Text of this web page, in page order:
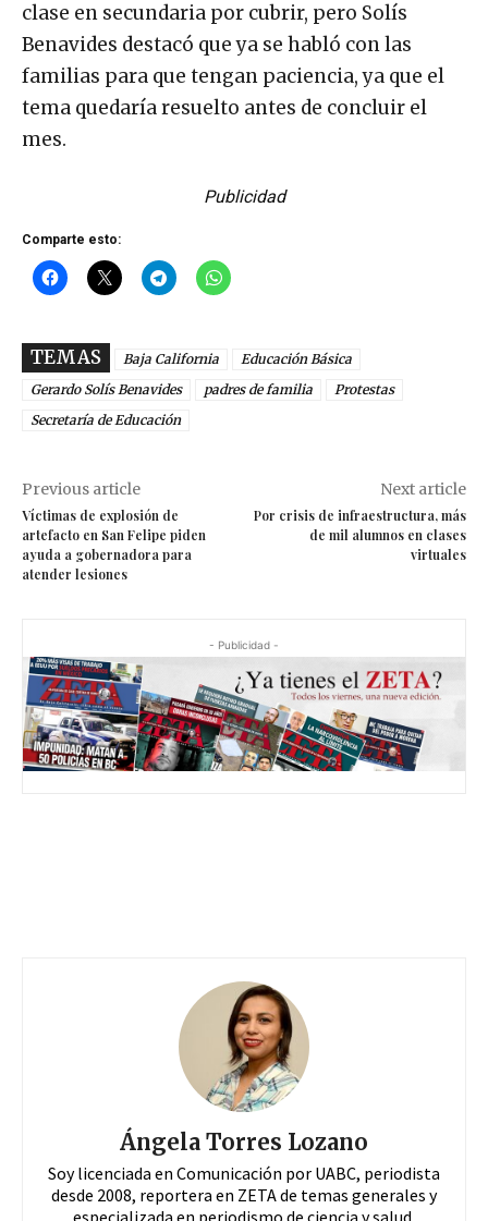
clase en secundaria por cubrir, pero Solís
Benavides destacó que ya se habló con las
familias para que tengan paciencia, ya que el
tema quedaría resuelto antes de concluir el
mes.
Publicidad
Comparte esto:
TEMAS Baja California
Educación Básica
Gerardo Solís Benavides
padres de familia
Protestas
Secretaría de Educación
Previous article
Víctimas de explosión de
artefacto en San Felipe piden
ayuda a gobernadora para
atender lesiones
Next article
Por crisis de infraestructura, más
de mil alumnos en clases
virtuales
- Publicidad -
Ángela Torres Lozano
Soy licenciada en Comunicación por UABC, periodista
desde 2008, reportera en ZETA de temas generales y
especializada en periodismo de ciencia y salud,